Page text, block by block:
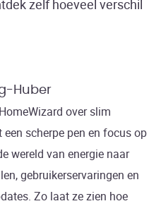
zelf hoeveel verschil
Huber
over slim
een scherpe pen en focus op
wereld van energie naar
gebruikerservaringen en
Zo laat ze zien hoe